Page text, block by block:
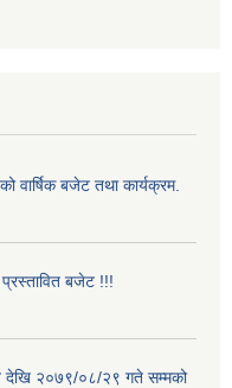
वार्षिक बजेट तथा कार्यक्रम.
बजेट !!!
२०७९/०८/२९ गते सम्मको